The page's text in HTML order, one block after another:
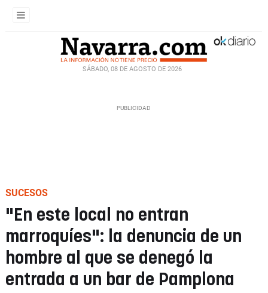
SÁBADO, 08 DE AGOSTO DE 2026
SUCESOS
"En este local no entran
marroquíes": la denuncia de un
hombre al que se denegó la
entrada a un bar de Pamplona